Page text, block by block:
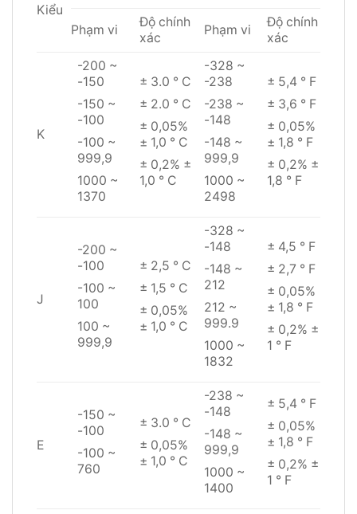
Kiểu
Phạm vi
Độ chính
xác
Phạm vi
Độ chính
xác
K
-200 ~
-150
-150 ~
-100
-100 ~
999,9
1000 ~
1370
± 3.0 ° C
± 2.0 ° C
± 0,05%
± 1,0 ° C
± 0,2% ±
1,0 ° C
-328 ~
-238
-238 ~
-148
-148 ~
999,9
1000 ~
2498
± 5,4 ° F
± 3,6 ° F
± 0,05%
± 1,8 ° F
± 0,2% ±
1,8 ° F
J
-200 ~
-100
-100 ~
100
100 ~
999,9
± 2,5 ° C
± 1,5 ° C
± 0,05%
± 1,0 ° C
-328 ~
-148
-148 ~
212
212 ~
999.9
1000 ~
1832
± 4,5 ° F
± 2,7 ° F
± 0,05%
± 1,8 ° F
± 0,2% ±
1 ° F
E
-150 ~
-100
-100 ~
760
± 3.0 ° C
± 0,05%
± 1,0 ° C
-238 ~
-148
-148 ~
999,9
1000 ~
1400
± 5,4 ° F
± 0,05%
± 1,8 ° F
± 0,2% ±
1 ° F